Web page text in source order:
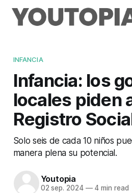
INFANCIA
Infancia: los
locales piden
Registro
Solo seis de cada 10 niños
manera plena su potencial.
Youtopia
02 sep. 2024 —4 min read